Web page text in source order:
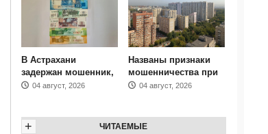
В Астрахани
задержан мошенник,
04 август, 2026
Названы признаки
мошенничества при
04 август, 2026
ЧИТАЕМЫЕ
+